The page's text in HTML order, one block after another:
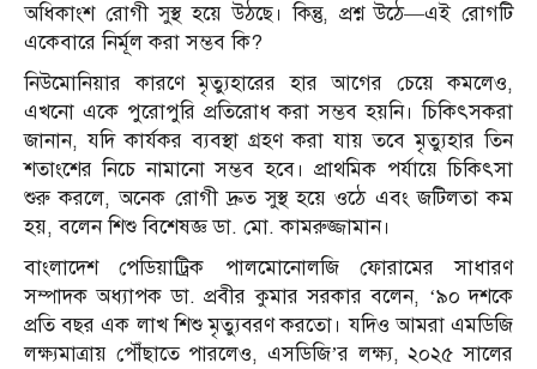
অধিকাংশ রোগী সুস্থ হয়ে উঠছে। কিন্তু, প্রশ্ন উঠে—এই রোগটি
একেবারে নির্মূল করা সম্ভব কি?
নিউমোনিয়ার কারণে মৃত্যুহারের হার আগের চেয়ে কমলেও,
এখনো একে পুরোপুরি প্রতিরোধ করা সম্ভব হয়নি। চিকিৎসকরা
জানান, যদি কার্যকর ব্যবস্থা গ্রহণ করা যায় তবে মৃত্যুহার তিন
শতাংশের নিচে নামানো সম্ভব হবে। প্রাথমিক পর্যায়ে চিকিৎসা
শুরু করলে, অনেক রোগী দ্রুত সুস্থ হয়ে ওঠে এবং জটিলতা কম
হয়, বলেন শিশু বিশেষজ্ঞ ডা. মো. কামরুজ্জামান।
বাংলাদেশ পেডিয়াট্রিক পালমোনোলজি ফোরামের সাধারণ
সম্পাদক অধ্যাপক ডা. প্রবীর কুমার সরকার বলেন, ‘৯০ দশকে
প্রতি বছর এক লাখ শিশু মৃত্যুবরণ করতো। যদিও আমরা এমডিজি
লক্ষ্যমাত্রায় পৌঁছাতে পারলেও, এসডিজি’র লক্ষ্য, ২০২৫ সালের